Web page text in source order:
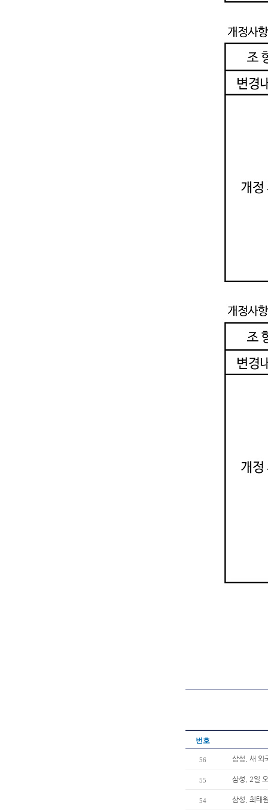
번호
56 삼성, 새 외
55 삼성, 2일
54 삼성, 최태